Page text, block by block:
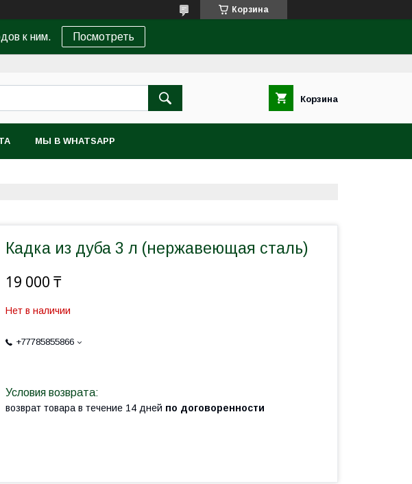
Корзина
к ним. Посмотреть
Корзина
МЫ В WHATSAPP
Кадка из дуба 3 л (нержавеющая сталь)
19 000 ₸
Нет в наличии
+77785855866
возврат товара в течение 14 дней по договоренности